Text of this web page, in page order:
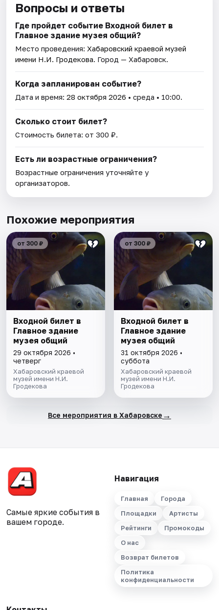
Вопросы и ответы
Где пройдет событие Входной билет в
Главное здание музея общий?
Место проведения:Хабаровский краевой музей
имени Н.И. Гродекова. Город — Хабаровск.
Когда запланирован событие?
Дата и время:28 октября 2026 • среда • 10:00.
Сколько стоит билет?
Стоимость билета: от 300 ₽.
Есть ли возрастные ограничения?
Возрастные ограничения уточняйте у
организаторов.
Похожие мероприятия
от 300 ₽
Входной билет в
Главное здание
музея общий
29 октября 2026 •
четверг
Хабаровский краевой
музей имени Н.И.
Гродекова
от 300 ₽
Входной билет в
Главное здание
музея общий
31 октября 2026 •
суббота
Хабаровский краевой
музей имени Н.И.
Гродекова
Все мероприятия в Хабаровске →
Самые яркие события в
вашем городе.
Навигация
Главная
Города
Площадки
Артисты
Рейтинги
Промокоды
О нас
Возврат билетов
Политика
конфиденциальности